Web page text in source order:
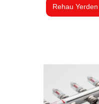
Rehau